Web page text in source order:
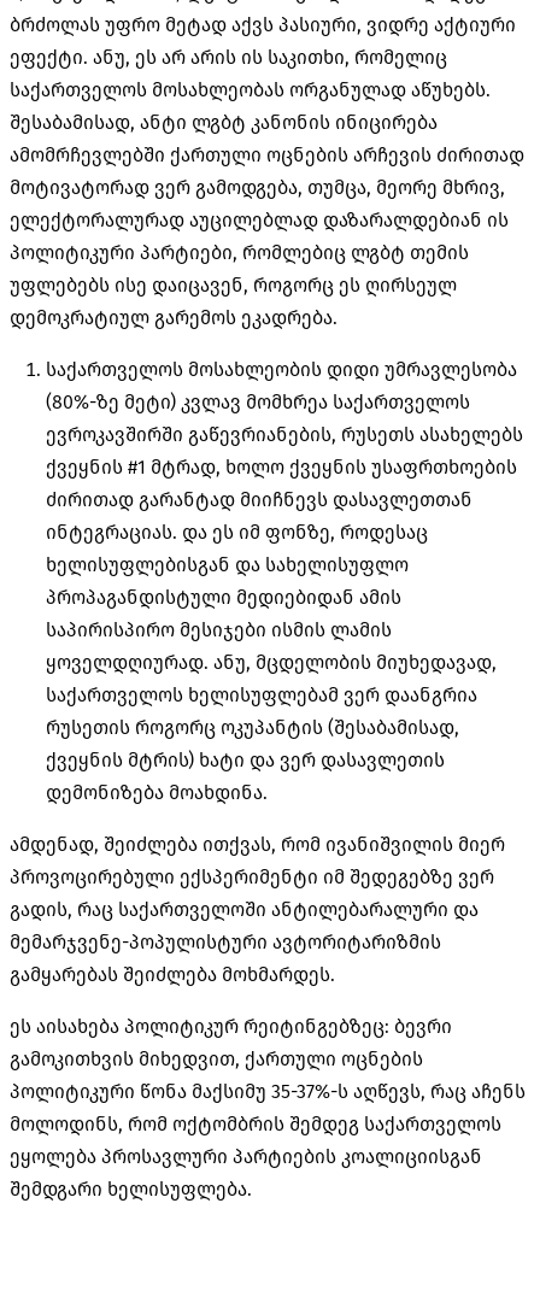
ბრძოლას უფრო მეტად აქვს პასიური, ვიდრე აქტიური
ეფექტი. ანუ, ეს არ არის ის საკითხი, რომელიც
საქართველოს მოსახლეობას ორგანულად აწუხებს.
შესაბამისად, ანტი ლგბტ კანონის ინიცირება
ამომრჩევლებში ქართული ოცნების არჩევის ძირითად
მოტივატორად ვერ გამოდგება, თუმცა, მეორე მხრივ,
ელექტორალურად აუცილებლად დაზარალდებიან ის
პოლიტიკური პარტიები, რომლებიც ლგბტ თემის
უფლებებს ისე დაიცავენ, როგორც ეს ღირსეულ
დემოკრატიულ გარემოს ეკადრება.
საქართველოს მოსახლეობის დიდი უმრავლესობა
(80%-ზე მეტი) კვლავ მომხრეა საქართველოს
ევროკავშირში გაწევრიანების, რუსეთს ასახელებს
ქვეყნის #1 მტრად, ხოლო ქვეყნის უსაფრთხოების
ძირითად გარანტად მიიჩნევს დასავლეთთან
ინტეგრაციას. და ეს იმ ფონზე, როდესაც
ხელისუფლებისგან და სახელისუფლო
პროპაგანდისტული მედიებიდან ამის
საპირისპირო მესიჯები ისმის ლამის
ყოველდღიურად. ანუ, მცდელობის მიუხედავად,
საქართველოს ხელისუფლებამ ვერ დაანგრია
რუსეთის როგორც ოკუპანტის (შესაბამისად,
ქვეყნის მტრის) ხატი და ვერ დასავლეთის
დემონიზება მოახდინა.
ამდენად, შეიძლება ითქვას, რომ ივანიშვილის მიერ
პროვოცირებული ექსპერიმენტი იმ შედეგებზე ვერ
გადის, რაც საქართველოში ანტილებარალური და
მემარჯვენე-პოპულისტური ავტორიტარიზმის
გამყარებას შეიძლება მოხმარდეს.
ეს აისახება პოლიტიკურ რეიტინგებზეც: ბევრი
გამოკითხვის მიხედვით, ქართული ოცნების
პოლიტიკური წონა მაქსიმუ 35-37%-ს აღწევს, რაც აჩენს
მოლოდინს, რომ ოქტომბრის შემდეგ საქართველოს
ეყოლება პროსავლური პარტიების კოალიციისგან
შემდგარი ხელისუფლება.